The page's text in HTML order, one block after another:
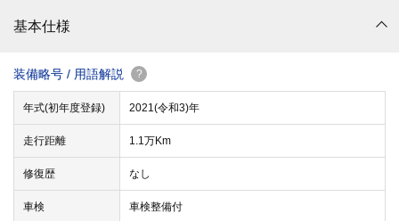
基本仕様
装備略号 / 用語解説 ?
年式(初年度登録) 2021(令和3)年
走行距離 1.1万Km
修復歴 なし
車検 車検整備付